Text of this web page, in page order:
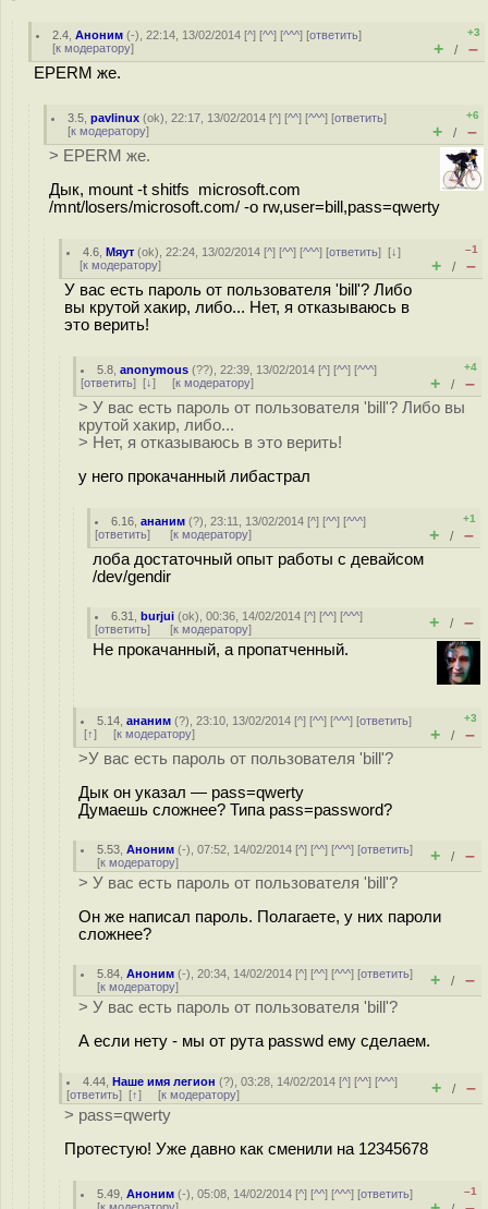
2.4 ,Аноним (-), 22:14, 13/02/2014 [^] [^^] [^^^] [ответить]
[к модератору]
+3
+ / –
EPERM же.
3.5 ,pavlinux (ok), 22:17, 13/02/2014 [^] [^^] [^^^] [ответить]
[к модератору]
+6
+ / –
> EPERM же.
Дык, mount -t shitfs microsoft.com
/mnt/losers/microsoft.com/ -o rw,user=bill,pass=qwerty
4.6 ,Мяут (ok), 22:24, 13/02/2014 [^] [^^] [^^^] [ответить][↓]
[к модератору]
–1
+ / –
У вас есть пароль от пользователя 'bill'? Либо
вы крутой хакир, либо... Нет, я отказываюсь в
это верить!
5.8 ,anonymous (??), 22:39, 13/02/2014 [^] [^^] [^^^]
[ответить] [↓] [к модератору]
+4
+ / –
> У вас есть пароль от пользователя 'bill'? Либо вы
крутой хакир, либо...
> Нет, я отказываюсь в это верить!
у него прокачанный либастрал
6.16 ,ананим (?), 23:11, 13/02/2014 [^] [^^] [^^^]
[ответить] [к модератору]
+1
+ / –
лоба достаточный опыт работы с девайсом
/dev/gendir
6.31 ,burjui (ok), 00:36, 14/02/2014 [^] [^^] [^^^]
[ответить] [к модератору] + / –
Не прокачанный, а пропатченный.
5.14 ,ананим (?), 23:10, 13/02/2014 [^] [^^] [^^^] [ответить]
[↑] [к модератору]
+3
+ / –
>У вас есть пароль от пользователя 'bill'?
Дык он указал — pass=qwerty
Думаешь сложнее? Типа pass=password?
5.53 ,Аноним (-), 07:52, 14/02/2014 [^] [^^] [^^^] [ответить]
[к модератору] + / –
> У вас есть пароль от пользователя 'bill'?
Он же написал пароль. Полагаете, у них пароли
сложнее?
5.84 ,Аноним (-), 20:34, 14/02/2014 [^] [^^] [^^^] [ответить]
[к модератору] + / –
> У вас есть пароль от пользователя 'bill'?
А если нету - мы от рута passwd ему сделаем.
4.44 ,Наше имя легион (?), 03:28, 14/02/2014 [^] [^^] [^^^]
[ответить] [↑] [к модератору] + / –
> pass=qwerty
Протестую! Уже давно как сменили на 12345678
5.49 ,Аноним (-), 05:08, 14/02/2014 [^] [^^] [^^^] [ответить]
–1